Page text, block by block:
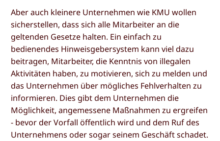
Aber auch kleinere Unternehmen wie KMU wollen
sicherstellen, dass sich alle Mitarbeiter an die
geltenden Gesetze halten. Ein einfach zu
bedienendes Hinweisgebersystem kann viel dazu
beitragen, Mitarbeiter, die Kenntnis von illegalen
Aktivitäten haben, zu motivieren, sich zu melden und
das Unternehmen über mögliches Fehlverhalten zu
informieren. Dies gibt dem Unternehmen die
Möglichkeit, angemessene Maßnahmen zu ergreifen
- bevor der Vorfall öffentlich wird und dem Ruf des
Unternehmens oder sogar seinem Geschäft schadet.